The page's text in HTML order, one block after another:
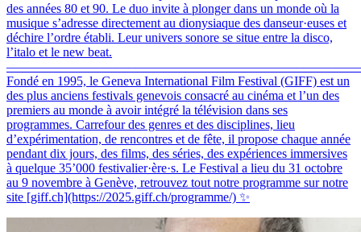
des années 80 et 90. Le duo invite à plonger dans un monde où la
musique s’adresse directement au dionysiaque des danseur·euses et
déchire l’ordre établi. Leur univers sonore se situe entre la disco,
l’italo et le new beat.
Fondé en 1995, le Geneva International Film Festival (GIFF) est un
des plus anciens festivals genevois consacré au cinéma et l’un des
premiers au monde à avoir intégré la télévision dans ses
programmes. Carrefour des genres et des disciplines, lieu
d’expérimentation, de rencontres et de fête, il propose chaque année
pendant dix jours, des films, des séries, des expériences immersives
à quelque 35’000 festivalier·ère·s. Le Festival a lieu du 31 octobre
au 9 novembre à Genève, retrouvez tout notre programme sur notre
site [giff.ch](https://2025.giff.ch/programme/) ✨